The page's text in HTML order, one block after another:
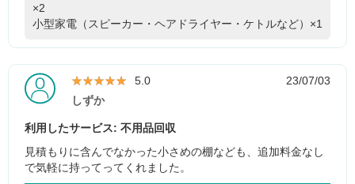
×2
小型家電（スピーカー・ヘアドライヤー・ケトルなど）×1
★★★★★
★★★★★ 5.0
23/07/03
しずか
利用したサービス: 不用品回収
見積もりに含んでなかった小さめの棚なども、追加料金なし
で気軽に持ってってくれました。